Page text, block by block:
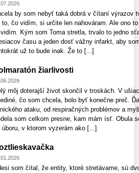
by som nebyť taká dobrá v čítaní výrazov
to, čo vidím, si určite len nahováram. Ale ono
Kým som Toma stretla, trvalo to jedno
času a jeden dosť vážny infarkt, aby
už to bude inak. Že to [...]
žiarlivosti
môj doterajší život skončil v troskách. V
čo som chcela, bolo byť konečne preč.
ataku, od respiračných problémov a
som celkom presne, kam mám ísť. Obula
úboru, v ktorom vyzerám ako [...]
som čítal, že entity, ktoré stretávame, sú